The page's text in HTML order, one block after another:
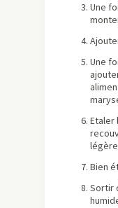
Une
Une
Etaler
Bien
Sortir